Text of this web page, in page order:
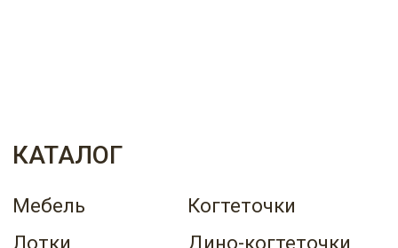
Вопрос-ответ
Доставка, оплата и возврат
ПОКУПАТЕЛЯМ